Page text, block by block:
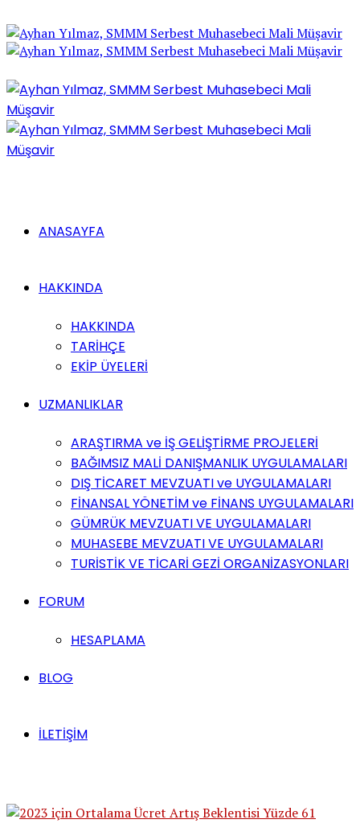
ANASAYFA
HAKKINDA
HAKKINDA
TARİHÇE
EKİP ÜYELERİ
UZMANLIKLAR
ARAŞTIRMA ve İŞ GELİŞTİRME PROJELERİ
BAĞIMSIZ MALİ DANIŞMANLIK UYGULAMALARI
DIŞ TİCARET MEVZUATI ve UYGULAMALARI
FİNANSAL YÖNETİM ve FİNANS UYGULAMALARI
GÜMRÜK MEVZUATI VE UYGULAMALARI
MUHASEBE MEVZUATI VE UYGULAMALARI
TURİSTİK VE TİCARİ GEZİ ORGANİZASYONLARI
FORUM
HESAPLAMA
BLOG
İLETİŞİM